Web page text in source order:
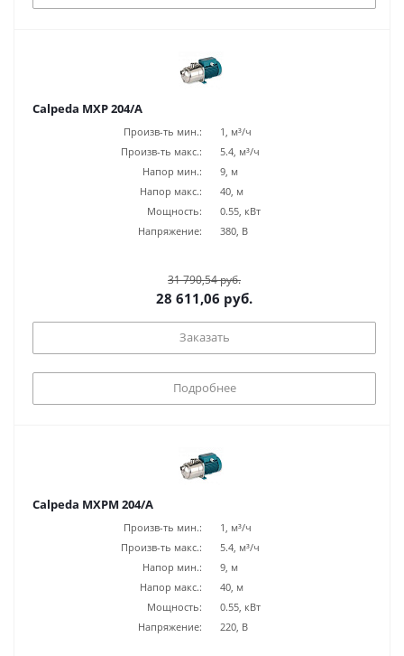
Calpeda MXP 204/A
Произв-ть мин.:
1, м³/ч
Произв-ть макс.:
5.4, м³/ч
Напор мин.:
9, м
Напор макс.:
40, м
Мощность:
0.55, кВт
Напряжение:
380, В
31 790,54 руб.
28 611,06 руб.
Заказать
Подробнее
Calpeda MXPM 204/A
Произв-ть мин.:
1, м³/ч
Произв-ть макс.:
5.4, м³/ч
Напор мин.:
9, м
Напор макс.:
40, м
Мощность:
0.55, кВт
Напряжение:
220, В